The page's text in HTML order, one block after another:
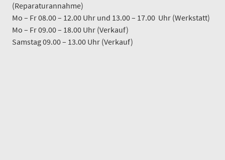
(Reparaturannahme)
Mo – Fr 08.00 – 12.00 Uhr und 13.00 – 17.00 Uhr (Werkstatt)
Mo – Fr 09.00 – 18.00 Uhr (Verkauf)
Samstag 09.00 – 13.00 Uhr (Verkauf)